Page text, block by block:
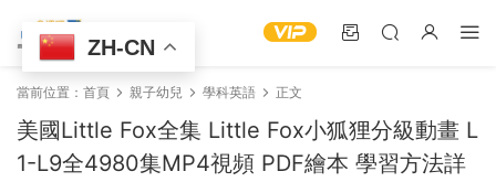
當前位置： 首頁 親子幼兒 學科英語 正文
美國Little Fox全集 Little Fox小狐狸分級動畫 L
1-L9全4980集MP4視頻 PDF繪本 學習方法詳
ZH-CN